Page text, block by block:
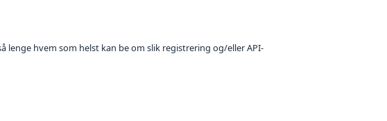
lenge hvem som helst kan be om slik registrering og/eller API-